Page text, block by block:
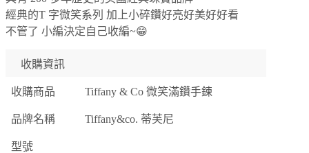
經典的T 字微笑系列 加上小碎鑽好亮好美好好看
不管了 小編決定自己收編~😁
收購資訊
收購商品 Tiffany & Co 微笑滿鑽手鍊
品牌名稱 Tiffany&co. 蒂芙尼
型號